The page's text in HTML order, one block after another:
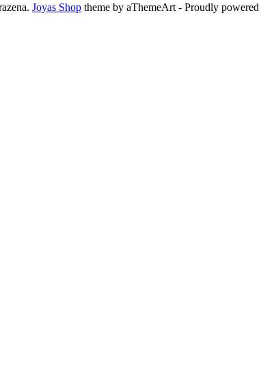
Joyas Shop theme by aThemeArt - Proudly